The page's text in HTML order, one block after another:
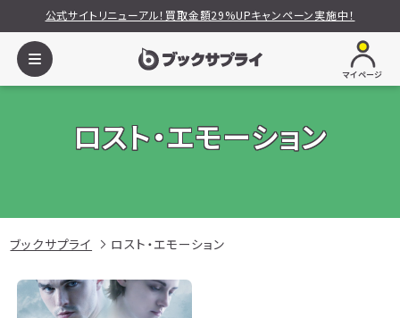
公式サイトリニューアル！買取金額29%UPキャンペーン実施中！
マイページ
ロスト・エモーション
ブックサプライ ロスト・エモーション